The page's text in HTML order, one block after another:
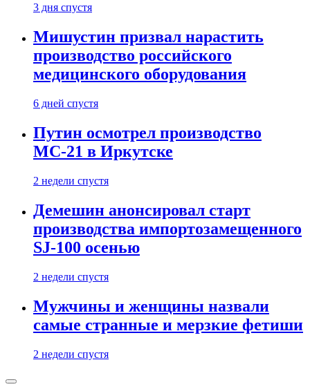
3 дня спустя
Мишустин призвал нарастить
производство российского
медицинского оборудования
6 дней спустя
Путин осмотрел производство
МС-21 в Иркутске
2 недели спустя
Демешин анонсировал старт
производства импортозамещенного
SJ-100 осенью
2 недели спустя
Мужчины и женщины назвали
самые странные и мерзкие фетиши
2 недели спустя